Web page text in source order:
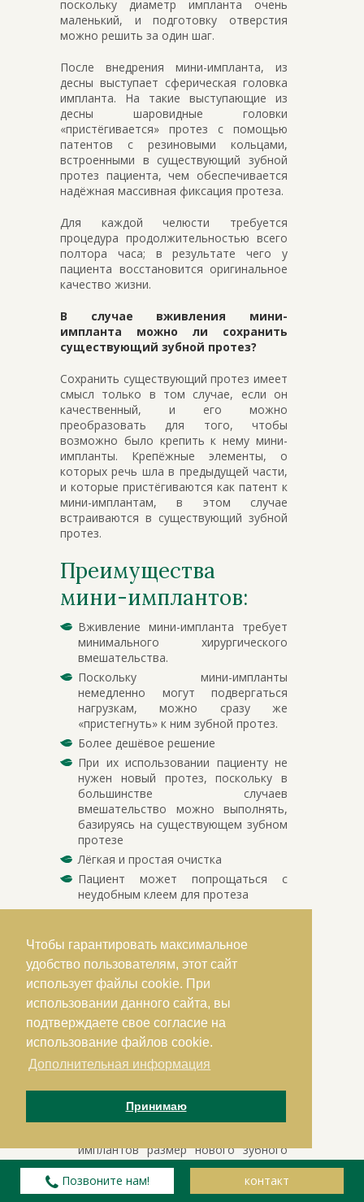
Чтобы гарантировать максимальное
удобство пользователям, этот сайт
использует файлы cookie. При
использовании данного сайта, вы
подтверждаете свое согласие на
использование файлов cookie.
Дополнительная информация
Принимаю
поскольку диаметр импланта очень
маленький, и подготовку отверстия
можно решить за один шаг.
После внедрения мини-импланта, из
десны выступает сферическая головка
импланта. На такие выступающие из
десны шаровидные головки
«пристёгивается» протез с помощью
патентов с резиновыми кольцами,
встроенными в существующий зубной
протез пациента, чем обеспечивается
надёжная массивная фиксация протеза.
Для каждой челюсти требуется
процедура продолжительностью всего
полтора часа; в результате чего у
пациента восстановится оригинальное
качество жизни.
В случае вживления мини-
импланта можно ли сохранить
существующий зубной протез?
Сохранить существующий протез имеет
смысл только в том случае, если он
качественный, и его можно
преобразовать для того, чтобы
возможно было крепить к нему мини-
импланты. Крепёжные элементы, о
которых речь шла в предыдущей части,
и которые пристёгиваются как патент к
мини-имплантам, в этом случае
встраиваются в существующий зубной
протез.
Преимущества
мини-имплантов:
Вживление мини-импланта требует
минимального хирургического
вмешательства.
Поскольку мини-импланты
немедленно могут подвергаться
нагрузкам, можно сразу же
«пристегнуть» к ним зубной протез.
Более дешёвое решение
При их использовании пациенту не
нужен новый протез, поскольку в
большинстве случаев
вмешательство можно выполнять,
базируясь на существующем зубном
протезе
Лёгкая и простая очистка
Пациент может попрощаться с
неудобным клеем для протеза
Благодаря решению с
ни челюсть пациента, ни внедрённые
имплантаты не подвергаются
большим нагрузкам, поэтому такой
имплантат является надёжным
решением на долгосрочный период
В случае верхнего зубного ряда
дополнительное преимущество
мини-имплантов состоит в том, что
нет необходимости в такой части
зубного протеза, которая закрывает
нёбо; таким образом, эту часть
можно удалить с протеза; или же в
имплантов размер нового зубного
протеза может быть намного
меньше.
Позвоните нам! контакт